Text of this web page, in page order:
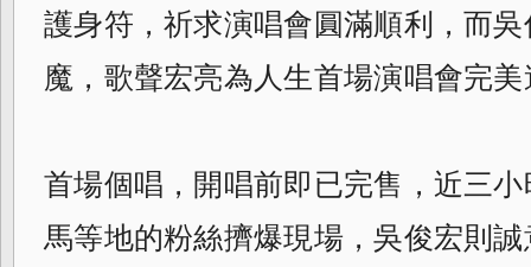
護身符，祈求演唱會圓滿順利，而
魔，歌聲宏亮為人生首場演唱會完
首場個唱，開唱前即已完售，近三
馬等地的粉絲擠爆現場，吳俊宏則